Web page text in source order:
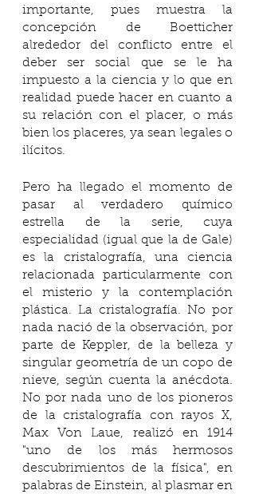
importante, pues muestra la
concepción de Boetticher
alrededor del conflicto entre el
deber ser social que se le ha
impuesto a la ciencia y lo que en
realidad puede hacer en cuanto a
su relación con el placer, o más
bien los placeres, ya sean legales o
ilícitos.
Pero ha llegado el momento de
pasar al verdadero químico
estrella de la serie, cuya
especialidad (igual que la de Gale)
es la cristalografía, una ciencia
relacionada particularmente con
el misterio y la contemplación
plástica. La cristalografía. No por
nada nació de la observación, por
parte de Keppler, de la belleza y
singular geometría de un copo de
nieve, según cuenta la anécdota.
No por nada uno de los pioneros
de la cristalografía con rayos X,
Max Von Laue, realizó en 1914
"uno de los más hermosos
descubrimientos de la física", en
palabras de Einstein, al plasmar en